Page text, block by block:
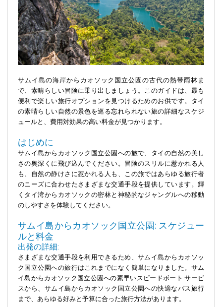
サムイ島の海岸からカオソック国立公園の古代の熱帯雨林ま
で、素晴らしい冒険に乗り出しましょう。このガイドは、最も
便利で楽しい旅行オプションを見つけるためのお供です。タイ
の素晴らしい自然の景色を巡る忘れられない旅の詳細なスケジ
ュールと、費用対効果の高い料金が見つかります。
はじめに
サムイ島からカオソック国立公園への旅で、タイの自然の美し
さの奥深くに飛び込んでください。冒険のスリルに惹かれる人
も、自然の静けさに惹かれる人も、この旅ではあらゆる旅行者
のニーズに合わせたさまざまな交通手段を提供しています。輝
くタイ湾からカオソックの密林と神秘的なジャングルへの移動
のしやすさを体験してください。
サムイ島からカオソック国立公園: スケジュー
ルと料金
出発の詳細:
さまざまな交通手段を利用できるため、サムイ島からカオソッ
ク国立公園への旅行はこれまでになく簡単になりました。サム
イ島からカオソック国立公園への素早いスピードボート サービ
スから、サムイ島からカオソック国立公園への快適なバス旅行
まで、あらゆる好みと予算に合った旅行方法があります。